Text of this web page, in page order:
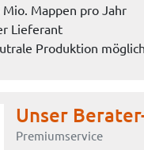
Mio. Mappen pro Jahr
Lieferant
Produktion möglich
Unser
Premiumservice